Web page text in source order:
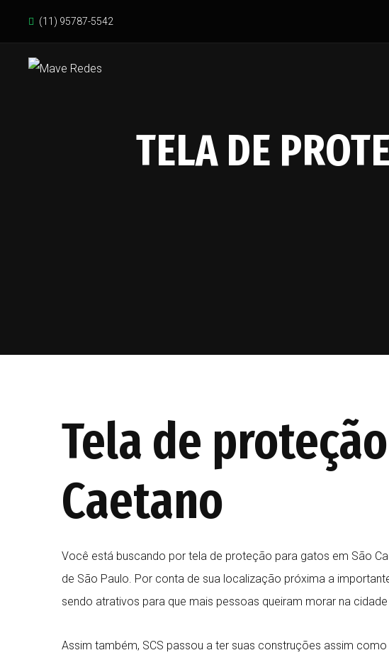
(11) 95787-5542
TELA DE
Tela de
Caetano
Você está buscando por tela de proteção para gatos em São
de São Paulo. Por conta de sua localização próxima a
sendo atrativos para que mais pessoas queiram morar na
Assim também, SCS passou a ter suas construções assim